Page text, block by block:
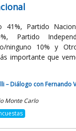
41%, Partido
Partido
ninguno 10% y
importante que
– Diálogo con Fernando
Monte Carlo